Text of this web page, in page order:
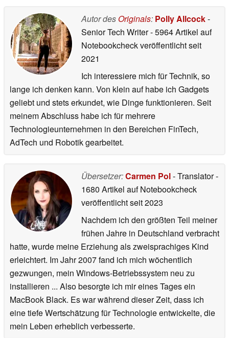
Autor des Originals: Polly Allcock-
Senior Tech Writer- 5964 Artikel auf
Notebookcheck veröffentlichtseit
2021
Ich interessiere mich für Technik, so
lange ich denken kann. Von klein auf habe ich Gadgets
geliebt und stets erkundet, wie Dinge funktionieren. Seit
meinem Abschluss habe ich für mehrere
Technologieunternehmen in den Bereichen FinTech,
AdTech und Robotik gearbeitet.
Übersetzer:Carmen Pol- Translator-
1680 Artikel auf Notebookcheck
veröffentlichtseit 2023
Nachdem ich den größten Teil meiner
frühen Jahre in Deutschland verbracht
hatte, wurde meine Erziehung als zweisprachiges Kind
erleichtert. Im Jahr 2007 fand ich mich wöchentlich
gezwungen, mein Windows-Betriebssystem neu zu
installieren ... Also besorgte ich mir eines Tages ein
MacBook Black. Es war während dieser Zeit, dass ich
eine tiefe Wertschätzung für Technologie entwickelte, die
mein Leben erheblich verbesserte.